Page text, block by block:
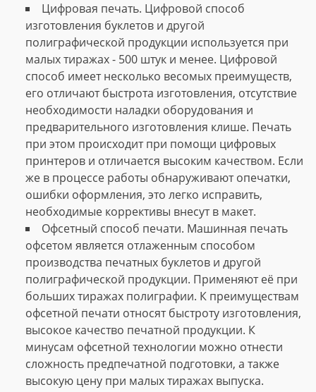
Цифровая печать. Цифровой способ
изготовления буклетов и другой
полиграфической продукции используется при
малых тиражах - 500 штук и менее. Цифровой
способ имеет несколько весомых преимуществ,
его отличают быстрота изготовления, отсутствие
необходимости наладки оборудования и
предварительного изготовления клише. Печать
при этом происходит при помощи цифровых
принтеров и отличается высоким качеством. Если
же в процессе работы обнаруживают опечатки,
ошибки оформления, это легко исправить,
необходимые коррективы внесут в макет.
Офсетный способ печати. Машинная печать
офсетом является отлаженным способом
производства печатных буклетов и другой
полиграфической продукции. Применяют её при
больших тиражах полиграфии. К преимуществам
офсетной печати относят быстроту изготовления,
высокое качество печатной продукции. К
минусам офсетной технологии можно отнести
сложность предпечатной подготовки, а также
высокую цену при малых тиражах выпуска.